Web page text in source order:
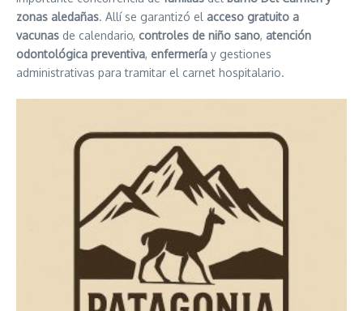
zonas aledañas. Allí se garantizó el acceso gratuito a
vacunas de calendario, controles de niño sano, atención
odontológica preventiva, enfermería y gestiones
administrativas para tramitar el carnet hospitalario.